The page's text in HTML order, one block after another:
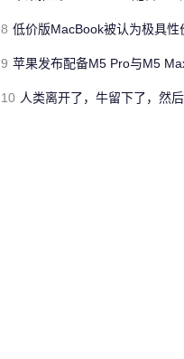
8 低价版MacBook被认为极具性价比 降维吸引
9 苹果发布配备M5 Pro与M5 Max的MacBook Pro
10 人类离开了，牛留下了，然